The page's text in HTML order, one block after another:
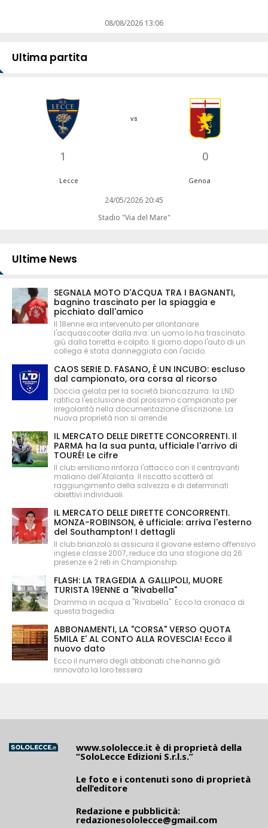
08/08/2026 13:06
Ultima partita
1
vs
0
Lecce Genoa
24/05/2026 20:45
Stadio "Via del Mare"
Ultime News
SEGNALA MOTO D'ACQUA TRA I BAGNANTI,
bagnino trascinato per la spiaggia e
picchiato dall'amico
Il 18enne era intervenuto per allontanare
l'acquascooter dalla riva: un uomo lo ha trascinato
giù dalla torretta e colpito. Il giorno dopo l'auto di un
collega è stata danneggiata con l'acido.
CAOS SERIE D. FASANO, È UN INCUBO: escluso
dal campionato, ora corsa al ricorso
Doccia gelata per la società biancazzurra: la LND
ratifica l'esclusione dal prossimo campionato per
irregolarità nella documentazione d'iscrizione. La
nuova proprietà non si arrende.
IL MERCATO DELLE DIRETTE CONCORRENTI. Il
PARMA ha la sua punta, ufficiale l'arrivo di
TOURÉ! Le cifre
Il club emiliano rinforza l'attacco con il centravanti
maliano dell'Atalanta. Il riscatto scatterà al
raggiungimento della salvezza e di determinati
obiettivi individuali.
IL MERCATO DELLE DIRETTE CONCORRENTI.
MONZA-ROBINSON, è ufficiale: arriva l'esterno
del Southampton! I dettagli
Il club brianzolo si assicura il giovane esterno offensivo
inglese classe 2007, reduce da una stagione da 26
presenze e 2 reti in Championship.
FLASH: LA TRAGEDIA A GALLIPOLI, MUORE
TURISTA 19ENNE a "Rivabella"
Dramma in acqua a "Rivabella". Ecco la cronaca di
questa tragedia
ABBONAMENTI, LA "CORSA" VERSO QUOTA
5MILA E' AL CONTO ALLA ROVESCIA! Ecco il
nuovo dato
Ecco il numero degli abbonati che hanno già
rinnovato la loro tessera
www.sololecce.it è di proprietà della
“SoloLecce Edizioni S.r.l.s.”
Le foto e i contenuti sono di proprietà
dell’editore
Redazione e pubblicità:
redazionesololecce@gmail.com